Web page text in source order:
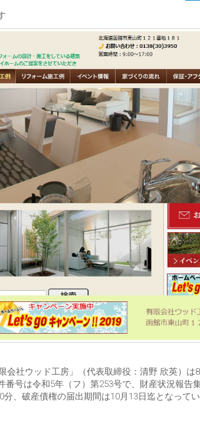
会社ウッド工房」（代表取締役：清野 欣英）は
号は令和5年（フ）第253号で、財産状況報告
、破産債権の届出期間は10月13日迄となって